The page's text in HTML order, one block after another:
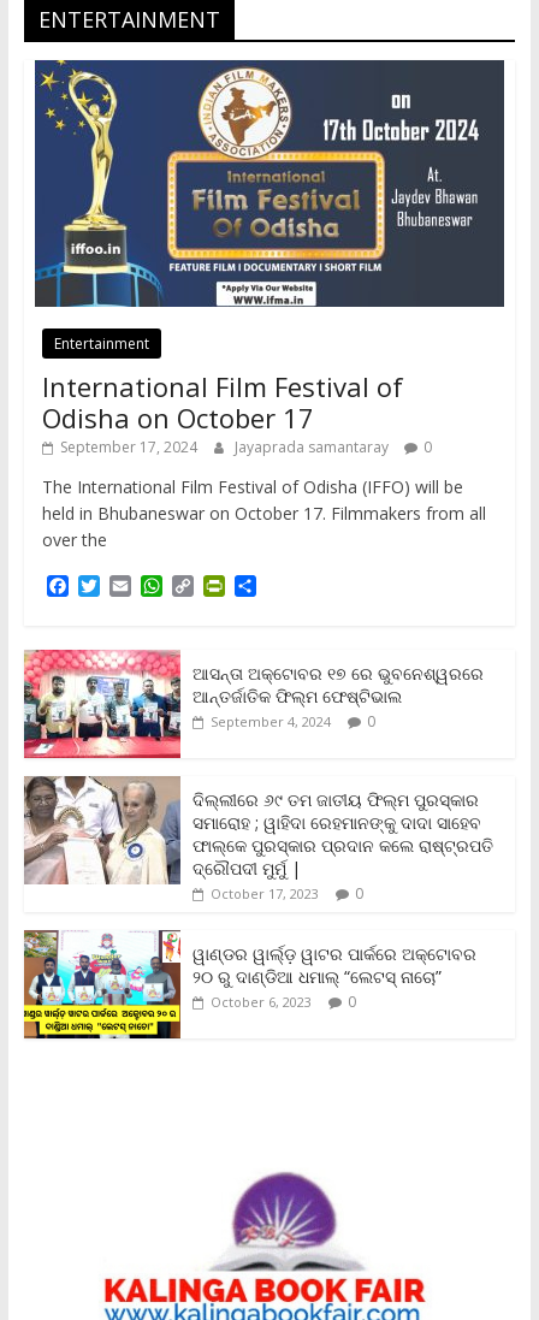
ENTERTAINMENT
Entertainment
International Film Festival of
Odisha on October 17
September 17, 2024 Jayaprada samantaray 0
The International Film Festival of Odisha (IFFO) will be
held in Bhubaneswar on October 17. Filmmakers from all
over the
F
e
b
o
o
k
T
t
t
e
r
E
i
l
W
t
s
A
p
p
C
L
i
n
k
P
t
F
r
i
d
l
y
S
e
ଆସନ୍ତା ଅକ୍ଟୋବର ୧୭ ରେ ଭୁବନେଶ୍ୱରରେ
ଆନ୍ତର୍ଜାତିକ ଫିଲ୍ମ ଫେଷ୍ଟିଭାଲ
September 4, 2024 0
ଦିଲ୍ଲୀରେ ୬୯ ତମ ଜାତୀୟ ଫିଲ୍ମ ପୁରସ୍କାର
ସମାରୋହ ; ୱାହିଦା ରେହମାନଙ୍କୁ ଦାଦା ସାହେବ
ଫାଲ୍‌କେ ପୁରସ୍କାର ପ୍ରଦାନ କଲେ ରାଷ୍ଟ୍ରପତି
ଦ୍ରୌପଦୀ ମୁର୍ମୁ |
October 17, 2023 0
ୱାଣ୍ଡର ୱାର୍ଲ୍‌ଡ଼ ୱାଟର ପାର୍କରେ ଅକ୍ଟୋବର
୨୦ ରୁ ଦାଣ୍ଡିଆ ଧମାଲ୍ “ଲେଟସ୍ ନାଚୋ”
October 6, 2023 0